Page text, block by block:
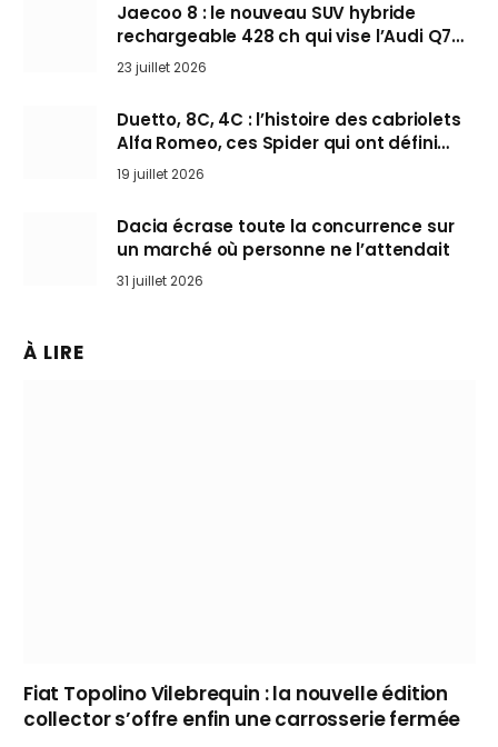
Jaecoo 8 : le nouveau SUV hybride
rechargeable 428 ch qui vise l’Audi Q7
arrive en Europe cet automne
23 juillet 2026
Duetto, 8C, 4C : l’histoire des cabriolets
Alfa Romeo, ces Spider qui ont défini
l’art de rouler cheveux au vent
19 juillet 2026
Dacia écrase toute la concurrence sur
un marché où personne ne l’attendait
31 juillet 2026
À LIRE
Fiat Topolino Vilebrequin : la nouvelle édition
collector s’offre enfin une carrosserie fermée